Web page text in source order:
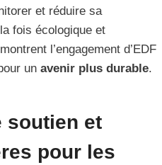
et réduire sa
fois écologique et
l’engagement d’EDF
un avenir plus durable.
soutien et
pour les